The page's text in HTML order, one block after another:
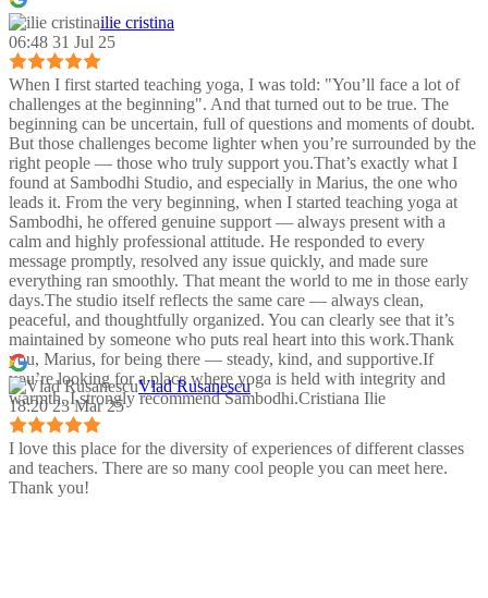
ilie cristina
06:48 31 Jul 25
When I first started teaching yoga, I was told: "You’ll face a lot of
challenges at the beginning". And that turned out to be true. The
beginning can be uncertain, full of questions and moments of doubt.
But those challenges become lighter when you’re surrounded by the
right people — those who truly support you.That’s exactly what I
found at Sambodhi Studio, and especially in Marius, the one who
leads it. From the very beginning, when I started teaching yoga at
Sambodhi, he offered genuine support — always present with a
calm and highly professional attitude. He responded to every
message promptly, resolved any issue quickly, and made sure
everything ran smoothly. That meant the world to me in those early
days.The studio itself reflects the same care — always clean,
peaceful, and thoughtfully organized. You can clearly see that it’s
maintained by someone who puts real heart into this work.Thank
you, Marius, for being there — steady, kind, and supportive.If
you’re looking for a place where yoga is held with integrity and
warmth, I strongly recommend Sambodhi.Cristiana Ilie
Vlad Rusanescu
18:20 23 Mar 25
I love this place for the diversity of experiences of different classes
and teachers. There are so many cool people you can meet here.
Thank you!